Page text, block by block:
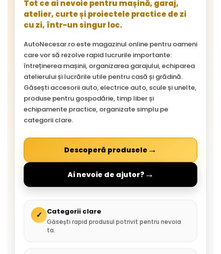
Tot ce ai nevoie pentru mașină, garaj,
atelier, curte și proiectele practice de zi
cu zi, într-un singur loc.
AutoNecesar.ro este magazinul online pentru oameni
care vor să rezolve rapid lucrurile importante:
întreținerea mașinii, organizarea garajului, echiparea
atelierului și lucrările utile pentru casă și grădină.
Găsești accesorii auto, electrice auto, scule și unelte,
produse pentru gospodărie, timp liber și
echipamente practice, organizate simplu pe
categorii clare.
Descoperă produsele →
Ai nevoie de ajutor? →
✓ Categorii clare
Găsești rapid produsul potrivit pentru nevoia
ta.